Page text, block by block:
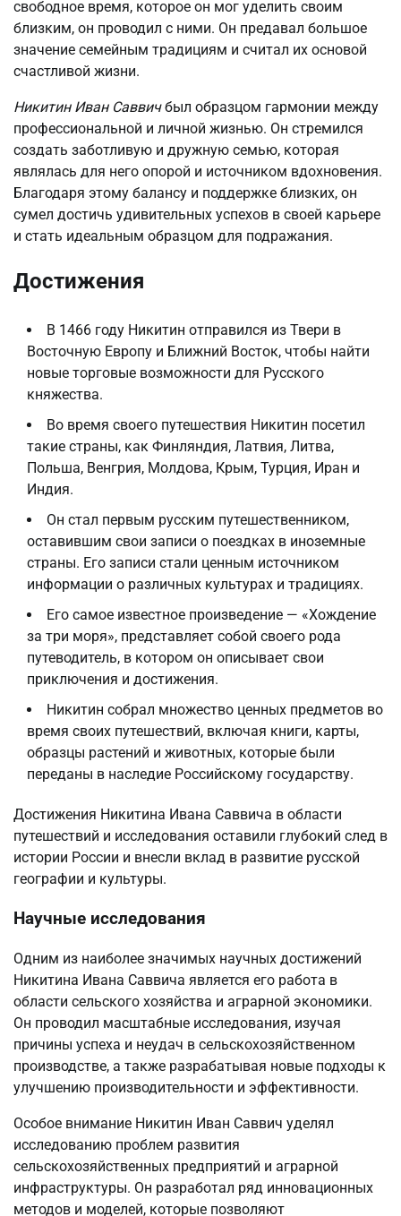
свободное время, которое он мог уделить своим
близким, он проводил с ними. Он предавал большое
значение семейным традициям и считал их основой
счастливой жизни.
Никитин Иван Саввичбыл образцом гармонии между
профессиональной и личной жизнью. Он стремился
создать заботливую и дружную семью, которая
являлась для него опорой и источником вдохновения.
Благодаря этому балансу и поддержке близких, он
сумел достичь удивительных успехов в своей карьере
и стать идеальным образцом для подражания.
Достижения
В 1466 году Никитин отправился из Твери в
Восточную Европу и Ближний Восток, чтобы найти
новые торговые возможности для Русского
княжества.
Во время своего путешествия Никитин посетил
такие страны, как Финляндия, Латвия, Литва,
Польша, Венгрия, Молдова, Крым, Турция, Иран и
Индия.
Он стал первым русским путешественником,
оставившим свои записи о поездках в иноземные
страны. Его записи стали ценным источником
информации о различных культурах и традициях.
Его самое известное произведение — «Хождение
за три моря», представляет собой своего рода
путеводитель, в котором он описывает свои
приключения и достижения.
Никитин собрал множество ценных предметов во
время своих путешествий, включая книги, карты,
образцы растений и животных, которые были
переданы в наследие Российскому государству.
Достижения Никитина Ивана Саввича в области
путешествий и исследования оставили глубокий след в
истории России и внесли вклад в развитие русской
географии и культуры.
Научные исследования
Одним из наиболее значимых научных достижений
Никитина Ивана Саввича является его работа в
области сельского хозяйства и аграрной экономики.
Он проводил масштабные исследования, изучая
причины успеха и неудач в сельскохозяйственном
производстве, а также разрабатывая новые подходы к
улучшению производительности и эффективности.
Особое внимание Никитин Иван Саввич уделял
исследованию проблем развития
сельскохозяйственных предприятий и аграрной
инфраструктуры. Он разработал ряд инновационных
методов и моделей, которые позволяют